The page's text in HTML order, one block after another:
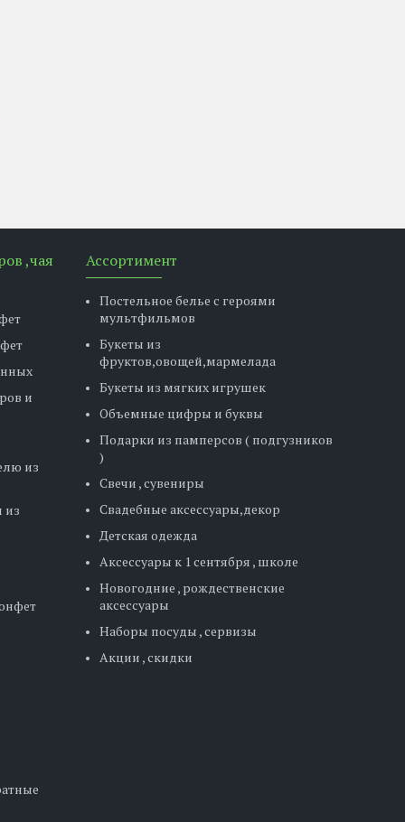
,чая
и
из
из
Ассортимент
Постельное белье с героями
мультфильмов
Букеты из
фруктов,овощей,мармелада
Букеты из мягких игрушек
Объемные цифры и буквы
Подарки из памперсов ( подгузников
)
Свечи , сувениры
Свадебные аксессуары,декор
Детская одежда
Аксессуары к 1 сентября , школе
Новогодние , рождественские
аксессуары
Наборы посуды , сервизы
Акции , скидки